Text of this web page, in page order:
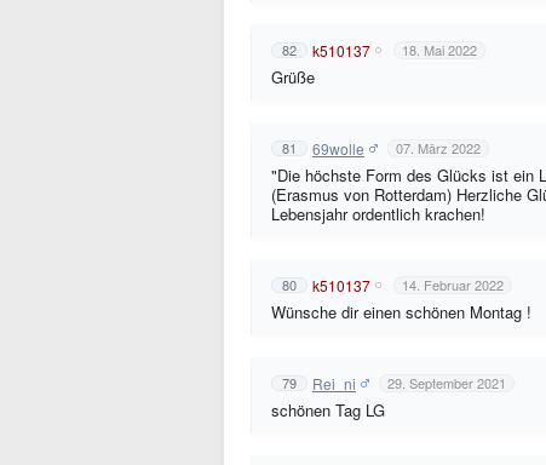
82 k510137 18. Mai 2022
Grüße
81 69wolle 07. März 2022
"Die höchste Form des Glücks ist ein
(Erasmus von Rotterdam) Herzliche
Lebensjahr ordentlich krachen!
80 k510137 14. Februar 2022
Wünsche dir einen schönen Montag !
79 Rei_ni 29. September 2021
schönen Tag LG